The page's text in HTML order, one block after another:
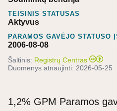
TEISINIS STATUSAS
Aktyvus
PARAMOS GAVĖJO STATUSO
2006-08-08
Šaltinis: Registrų Centras
Duomenys atnaujinti: 2026-05-25
1,2% GPM Paramos